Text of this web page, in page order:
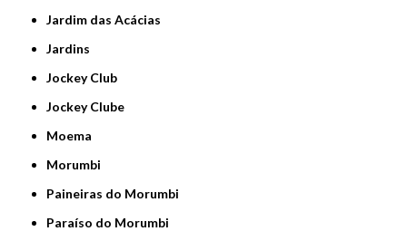
Jardim das Acácias
Jardins
Jockey Club
Jockey Clube
Moema
Morumbi
Paineiras do Morumbi
Paraíso do Morumbi